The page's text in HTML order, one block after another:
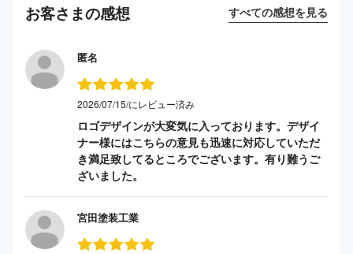
お客さまの感想 すべての感想を見る
匿名
2026/07/15/にレビュー済み
ロゴデザインが大変気に入っております。デザイ
ナー様にはこちらの意見も迅速に対応していただ
き満足致してるところでございます。有り難うご
ざいました。
宮田塗装工業